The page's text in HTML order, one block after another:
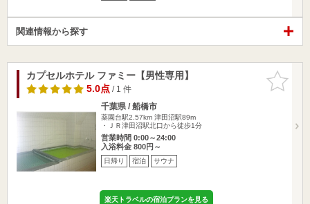
関連情報から探す
お気に入
りに追加
カプセルホテル ファミー【男性専用】
5.0点/ 1 件
千葉県 / 船橋市
薬園台駅2.57km 津田沼駅89m
・ＪＲ津田沼駅北口から徒歩1分
営業時間 0:00～24:00
入浴料金 800円～
日帰り 宿泊 サウナ
楽天トラベルの宿泊プランを見る